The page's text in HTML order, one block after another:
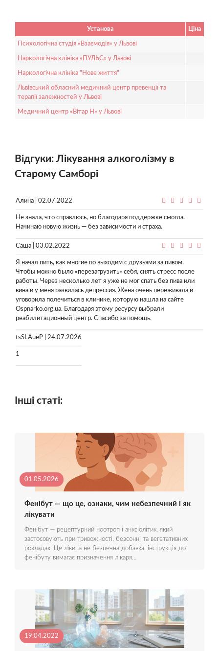
Установа Ціна
Психологічна студія «Взаємодія» у Львові
Наркологічна клініка «ПУЛЬС» у Львові
Наркологічна клініка "Нове життя"
Львівський обласний медичний центр превенції та
терапії залежностей у Львові
Медичний центр «Вітар Н» у Львові
Відгуки: Лікування алкоголізму в
Старому Самборі
Алина | 02.07.2022
Не знала, что справлюсь, но благодаря поддержке смогла.
Начинаю новую жизнь — без зависимости и страха.
Саша | 03.02.2022
Я начал пить, как многие по выходим с друзьями за пивом.
Чтобы можно было «перезагрузить» себя, снять стресс после
работы. Через несколько лет я уже не мог спать без пива или
вина и у меня развилась депрессия. Жена очень переживала и
уговорила полечиться в клинике, которую нашла на сайте
Ospnarko.org.ua. Благодаря этому ресурсу выбрали
реабилитационный центр. Спасибо за помощь.
tsSLAueP | 24.07.2026
1
Інші статі:
01.05.2026
Фенібут — що це, ознаки, чим небезпечний і як
лікувати
Фенібут — рецептурний ноотроп і анксіолітик, який
застосовують при тривожності, безсонні та вегетативних
розладах. Це ліки, а не безпечна добавка: інструкція до
фенібуту вимагає призначення лікаря…
19.04.2022